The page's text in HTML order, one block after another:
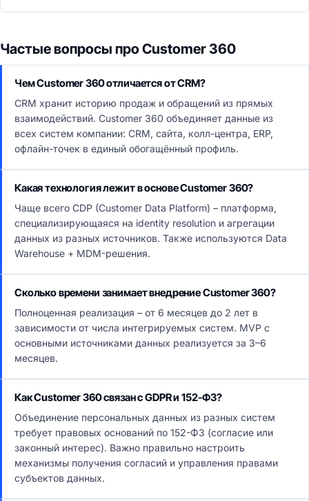
Частые вопросы про Customer 360
Чем Customer 360 отличается от CRM?
CRM хранит историю продаж и обращений из прямых
взаимодействий. Customer 360 объединяет данные из
всех систем компании: CRM, сайта, колл-центра, ERP,
офлайн-точек в единый обогащённый профиль.
Какая технология лежит в основе Customer 360?
Чаще всего CDP (Customer Data Platform) – платформа,
специализирующаяся на identity resolution и агрегации
данных из разных источников. Также используются Data
Warehouse + MDM-решения.
Сколько времени занимает внедрение Customer 360?
Полноценная реализация – от 6 месяцев до 2 лет в
зависимости от числа интегрируемых систем. MVP с
основными источниками данных реализуется за 3–6
месяцев.
Как Customer 360 связан с GDPR и 152-ФЗ?
Объединение персональных данных из разных систем
требует правовых оснований по 152-ФЗ (согласие или
законный интерес). Важно правильно настроить
механизмы получения согласий и управления правами
субъектов данных.